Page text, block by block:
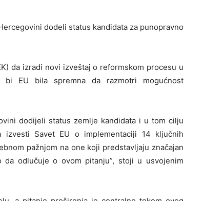
dodeli status kandidata za punopravno
da izradi novi izveštaj o reformskom procesu u
bi EU bila spremna da razmotri mogućnost
dodijeli status zemlje kandidata i u tom cilju
izvesti Savet EU o implementaciji 14 ključnih
pažnjom na one koji predstavljaju značajan
odlučuje o ovom pitanju”, stoji u usvojenim